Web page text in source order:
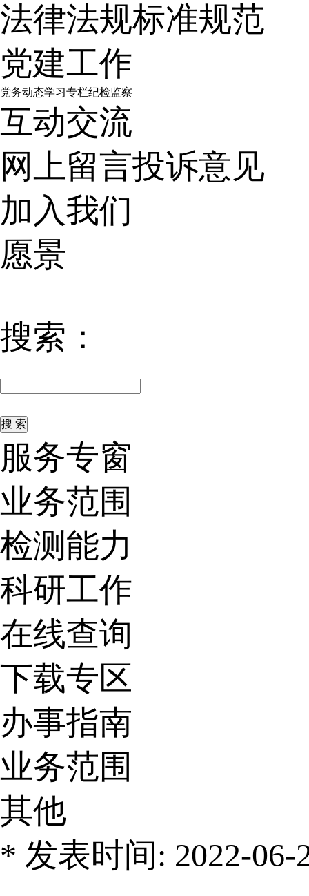
法律法规标准规范
党建工作
党务动态学习专栏纪检监察
互动交流
网上留言投诉意见
加入我们
愿景
搜索：
服务专窗
业务范围
检测能力
科研工作
在线查询
下载专区
办事指南
业务范围
其他
* 发表时间: 2022-06-